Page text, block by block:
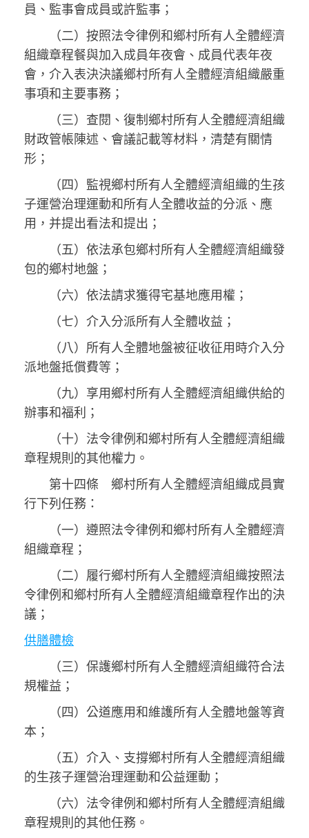
員、監事會成員或許監事；
（二）按照法令律例和鄉村所有人全體經濟
組織章程餐與加入成員年夜會、成員代表年夜
會，介入表決決議鄉村所有人全體經濟組織嚴重
事項和主要事務；
（三）查閱、復制鄉村所有人全體經濟組織
財政管帳陳述、會議記載等材料，清楚有關情
形；
（四）監視鄉村所有人全體經濟組織的生孩
子運營治理運動和所有人全體收益的分派、應
用，并提出看法和提出；
（五）依法承包鄉村所有人全體經濟組織發
包的鄉村地盤；
（六）依法請求獲得宅基地應用權；
（七）介入分派所有人全體收益；
（八）所有人全體地盤被征收征用時介入分
派地盤抵償費等；
（九）享用鄉村所有人全體經濟組織供給的
辦事和福利；
（十）法令律例和鄉村所有人全體經濟組織
章程規則的其他權力。
第十四條 鄉村所有人全體經濟組織成員實
行下列任務：
（一）遵照法令律例和鄉村所有人全體經濟
組織章程；
（二）履行鄉村所有人全體經濟組織按照法
令律例和鄉村所有人全體經濟組織章程作出的決
議；
供膳體檢
（三）保護鄉村所有人全體經濟組織符合法
規權益；
（四）公道應用和維護所有人全體地盤等資
本；
（五）介入、支撐鄉村所有人全體經濟組織
的生孩子運營治理運動和公益運動；
（六）法令律例和鄉村所有人全體經濟組織
章程規則的其他任務。